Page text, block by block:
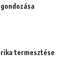
termesztése